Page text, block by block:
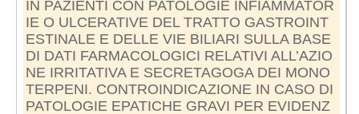
IN PAZIENTI CON PATOLOGIE INFIAMMATOR
IE O ULCERATIVE DEL TRATTO GASTROINT
ESTINALE E DELLE VIE BILIARI SULLA BASE
DI DATI FARMACOLOGICI RELATIVI ALL’AZIO
NE IRRITATIVA E SECRETAGOGA DEI MONO
TERPENI. CONTROINDICAZIONE IN CASO DI
PATOLOGIE EPATICHE GRAVI PER EVIDENZ